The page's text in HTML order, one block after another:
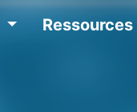
Ressources